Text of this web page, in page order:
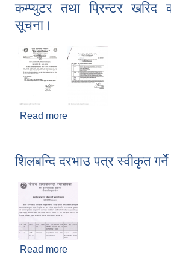
कम्प्युटर तथा प्रिन्टर खरिद
सूचना।
Read more
शिलबन्दि दरभाउ पत्र स्वीकृत
Read more